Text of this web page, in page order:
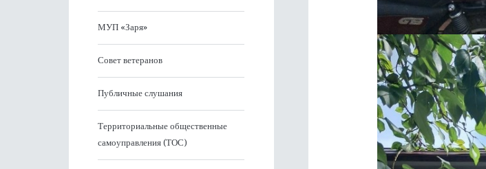
МУП «Заря»
Совет ветеранов
Публичные слушания
Территориальные общественные
самоуправления (ТОС)